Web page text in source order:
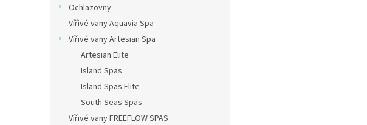
Ochlazovny
Vířivé vany Aquavia Spa
Vířivé vany Artesian Spa
Artesian Elite
Island Spas
Island Spas Elite
South Seas Spas
Vířivé vany FREEFLOW SPAS